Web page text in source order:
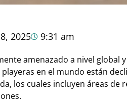
2025 9:31 am
amenazado a nivel global
en el mundo están
los cuales incluyen áreas